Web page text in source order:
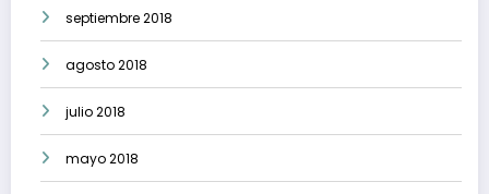
septiembre 2018
agosto 2018
julio 2018
mayo 2018